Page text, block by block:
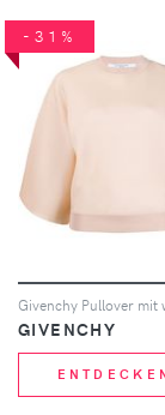
-31%
GIVENCHY